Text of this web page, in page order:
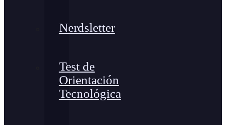
Nerdsletter
Test de
Orientación
Tecnológica